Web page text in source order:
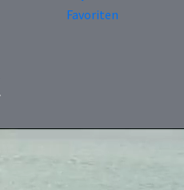
Favoriten